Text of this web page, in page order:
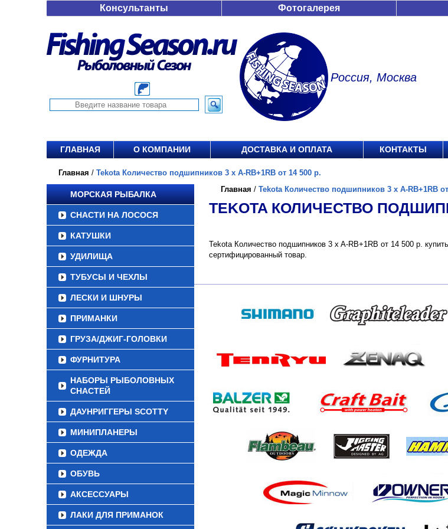
Консультанты Фотогалерея
Россия, Москва
ГЛАВНАЯ О КОМПАНИИ ДОСТАВКА И ОПЛАТА КОНТАКТЫ
Главная / Tekota Количество подшипников 3 x A-RB+1RB от 14 500 р.
МОРСКАЯ РЫБАЛКА
СНАСТИ НА ЛОСОСЯ
КАТУШКИ
УДИЛИЩА
ТУБУСЫ И ЧЕХЛЫ
ЛЕСКИ И ШНУРЫ
ПРИМАНКИ
ГРУЗА/ДЖИГ-ГОЛОВКИ
ФУРНИТУРА
НАБОРЫ РЫБОЛОВНЫХ
СНАСТЕЙ
ДАУНРИГГЕРЫ SCOTTY
МИНИПЛАНЕРЫ
ОДЕЖДА
ОБУВЬ
АКСЕССУАРЫ
ЛАКИ ДЛЯ ПРИМАНОК
Главная / Tekota Количество подшипников 3 x A-RB+1RB
TEKOTA КОЛИЧЕСТВО
Tekota Количество подшипников 3 x A-RB+1RB от 14 500 р.
сертифицированный товар.